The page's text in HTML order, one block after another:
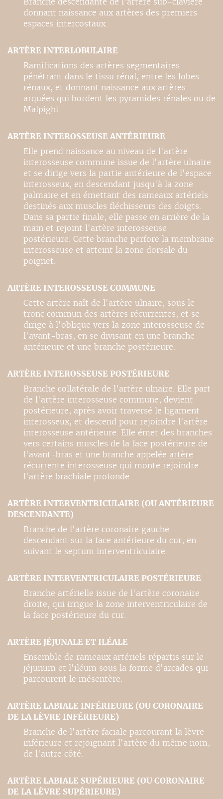
donnant naissance aux artères des premiers
espaces intercostaux.
ARTÈRE INTERLOBULAIRE
Ramifications des artères segmentaires
pénétrant dans le tissu rénal, entre les lobes
rénaux, et donnant naissance aux artères
arquées qui bordent les pyramides rénales ou de
Malpighi.
ARTÈRE INTEROSSEUSE ANTÉRIEURE
Elle prend naissance au niveau de l'artère
interosseuse commune issue de l'artère ulnaire
et se dirige vers la partie antérieure de l'espace
interosseux, en descendant jusqu'à la zone
palmaire et en émettant des rameaux artériels
destinés aux muscles fléchisseurs des doigts.
Dans sa partie finale, elle passe en arrière de la
main et rejoint l'artère interosseuse
postérieure. Cette branche perfore la membrane
interosseuse et atteint la zone dorsale du
poignet.
ARTÈRE INTEROSSEUSE COMMUNE
Cette artère naît de l'artère ulnaire, sous le
tronc commun des artères récurrentes, et se
dirige à l'oblique vers la zone interosseuse de
l'avant-bras, en se divisant en une branche
antérieure et une branche postérieure.
ARTÈRE INTEROSSEUSE POSTÉRIEURE
Branche collatérale de l'artère ulnaire. Elle part
de l'artère interosseuse commune, devient
postérieure, après avoir traversé le ligament
interosseux, et descend pour rejoindre l'artère
interosseuse antérieure. Elle émet des branches
vers certains muscles de la face postérieure de
l'avant-bras et une branche appelée artère
récurrente interosseuse qui monte rejoindre
l'artère brachiale profonde.
ARTÈRE INTERVENTRICULAIRE (OU ANTÉRIEURE
DESCENDANTE)
Branche de l'artère coronaire gauche
descendant sur la face antérieure du cur, en
suivant le septum interventriculaire.
ARTÈRE INTERVENTRICULAIRE POSTÉRIEURE
Branche artérielle issue de l'artère coronaire
droite, qui irrigue la zone interventriculaire de
la face postérieure du cur.
ARTÈRE JÉJUNALE ET ILÉALE
Ensemble de rameaux artériels répartis sur le
jéjunum et l'iléum sous la forme d'arcades qui
parcourent le mésentère.
ARTÈRE LABIALE INFÉRIEURE (OU CORONAIRE
DE LA LÈVRE INFÉRIEURE)
Branche de l'artère faciale parcourant la lèvre
inférieure et rejoignant l'artère du même nom,
de l'autre côté.
ARTÈRE LABIALE SUPÉRIEURE (OU CORONAIRE
DE LA LÈVRE SUPÉRIEURE)